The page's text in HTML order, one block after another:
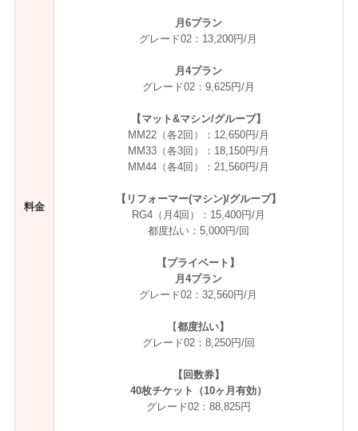
料金
月6プラン
グレード02：13,200円/月
月4プラン
グレード02：9,625円/月
【マット&マシン/グループ】
MM22（各2回）：12,650円/月
MM33（各3回）：18,150円/月
MM44（各4回）：21,560円/月
【リフォーマー(マシン)/グループ】
RG4（月4回）：15,400円/月
都度払い：5,000円/回
【プライベート】
月4プラン
グレード02：32,560円/月
【都度払い】
グレード02：8,250円/回
【回数券】
40枚チケット（10ヶ月有効）
グレード02：88,825円